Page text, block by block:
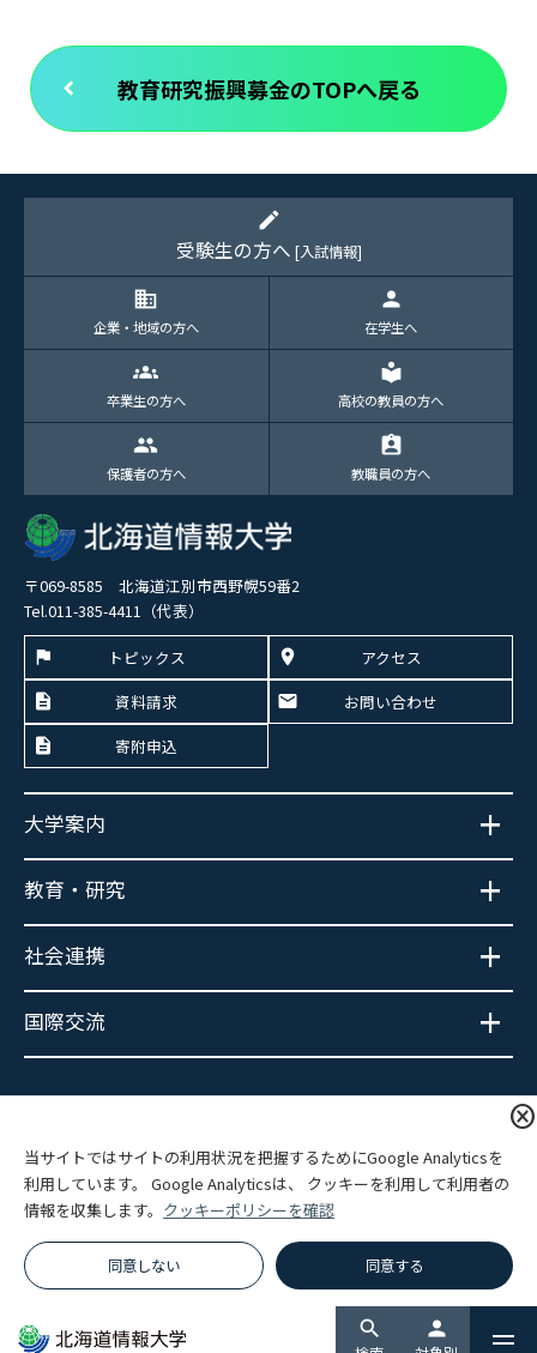
cancel
当サイトではサイトの利用状況を把握するためにGoogle Analyticsを
利用しています。 Google Analyticsは、 クッキーを利用して利用者の
情報を収集します。 クッキーポリシーを確認
同意しない 同意する
search person
教育研究振興募金のTOPへ戻る
edit
受験生の方へ [入試情報]
domain
企業・地域の方へ
person
在学生へ
groups
卒業生の方へ
local_library
高校の教員の方へ
group
保護者の方へ
assignment_ind
教職員の方へ
〒069-8585 北海道江別市西野幌59番2
Tel.011-385-4411（代表）
トピックス
アクセス
資料請求
お問い合わせ
寄附申込
大学案内
教育・研究
社会連携
国際交流
プライバシーポリシー
関連リンク
サイトマップ
© Hokkaido Information University.